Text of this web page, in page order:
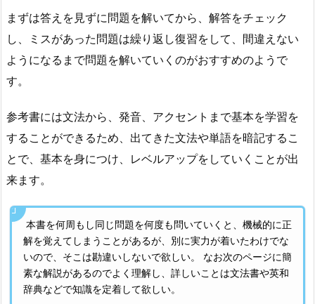
まずは答えを見ずに問題を解いてから、解答をチェック
し、ミスがあった問題は繰り返し復習をして、間違えない
ようになるまで問題を解いていくのがおすすめのようで
す。
参考書には文法から、発音、アクセントまで基本を学習を
することができるため、出てきた文法や単語を暗記するこ
とで、基本を身につけ、レベルアップをしていくことが出
来ます。
本書を何周もし同じ問題を何度も問いていくと、機械的に正
解を覚えてしまうことがあるが、別に実力が着いたわけでな
いので、そこは勘違いしないで欲しい。 なお次のページに簡
素な解説があるのでよく理解し、詳しいことは文法書や英和
辞典などで知識を定着して欲しい。